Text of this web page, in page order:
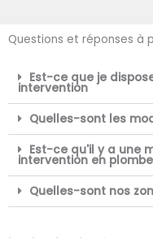
Questions et réponses à
Est-ce que je
intervention
Quelles-sont les
Est-ce qu'il y a une
intervention en
Quelles-sont nos